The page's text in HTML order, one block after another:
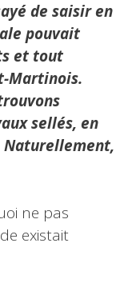
de saisir en
pouvait
et tout
Martinois.
sellés, en
Naturellement,
ne pas
existait